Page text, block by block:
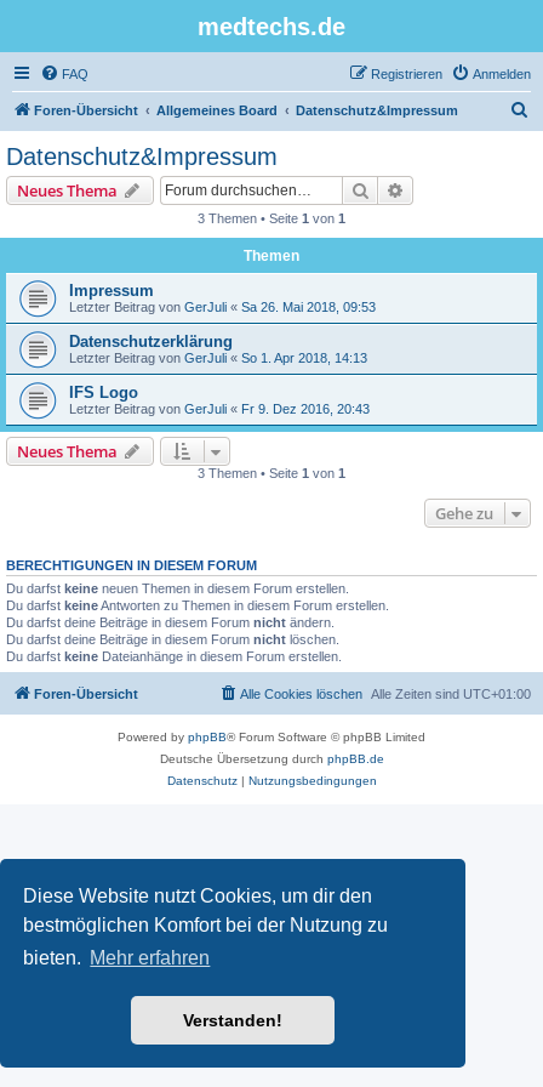
Diese Website nutzt Cookies, um dir den
bestmöglichen Komfort bei der Nutzung zu
bieten. Mehr erfahren
Verstanden!
medtechs.de
FAQ Anmelden
Registrieren
Foren-Übersicht Allgemeines Board Datenschutz&Impressum
Datenschutz&Impressum
Neues Thema Suche
3 Themen • Seite 1 von 1
Themen
Impressum
Letzter Beitrag von GerJuli « Sa 26. Mai 2018, 09:53
Datenschutzerklärung
Letzter Beitrag von GerJuli « So 1. Apr 2018, 14:13
IFS Logo
Letzter Beitrag von GerJuli « Fr 9. Dez 2016, 20:43
Neues Thema
3 Themen • Seite 1 von 1
Gehe zu
BERECHTIGUNGEN IN DIESEM FORUM
Du darfst keine neuen Themen in diesem Forum erstellen.
Du darfst keineAntworten zu Themen in diesem Forum erstellen.
Du darfst deine Beiträge in diesem Forum nicht ändern.
Du darfst deine Beiträge in diesem Forum nicht löschen.
Du darfst keine Dateianhänge in diesem Forum erstellen.
Foren-Übersicht Alle Zeiten sind UTC+01:00
Alle Cookies löschen
Powered by phpBB® Forum Software © phpBB Limited
Deutsche Übersetzung durch phpBB.de
Datenschutz| Nutzungsbedingungen